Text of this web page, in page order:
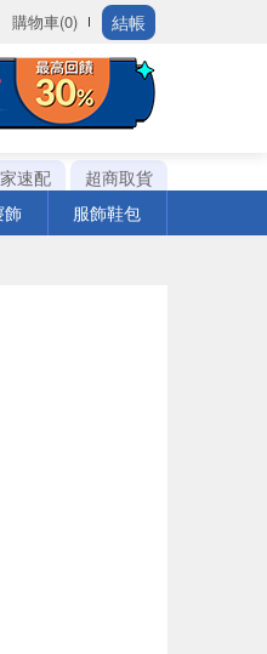
購物車(0) 結帳
家速配
超商取貨
飾 服飾鞋包